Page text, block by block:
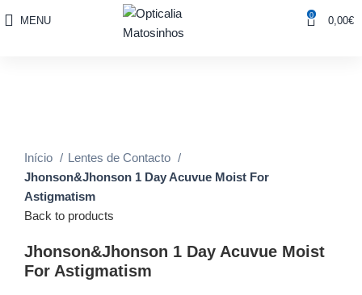
MENU 0 0,00€
Início
Lentes de Contacto
Jhonson&Jhonson 1 Day Acuvue Moist For
Astigmatism
Back to products
Jhonson&Jhonson 1 Day Acuvue Moist
For Astigmatism